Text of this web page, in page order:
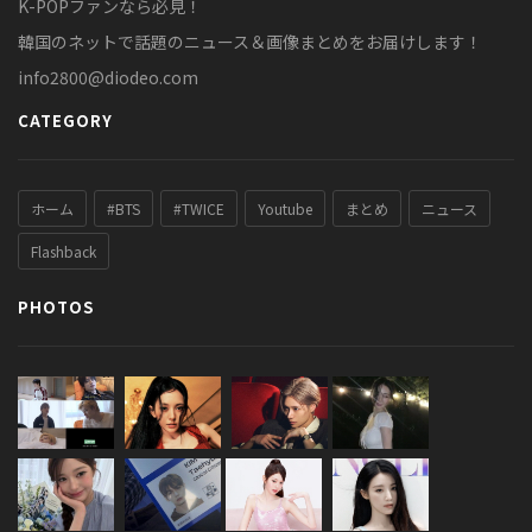
K-POPファンなら必見！
韓国のネットで話題のニュース＆画像まとめをお届けします！
info2800@diodeo.com
CATEGORY
ホーム #BTS #TWICE Youtube まとめ ニュース
Flashback
PHOTOS